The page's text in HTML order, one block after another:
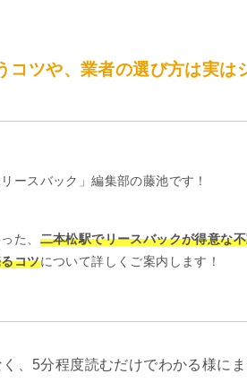
コツや、業者の選び方は実は
ースバック」編集部の藤池です！
た、 二本松駅でリースバックが得意な
コツについて詳しくご案内します！
、5分程度読むだけでわかる様に